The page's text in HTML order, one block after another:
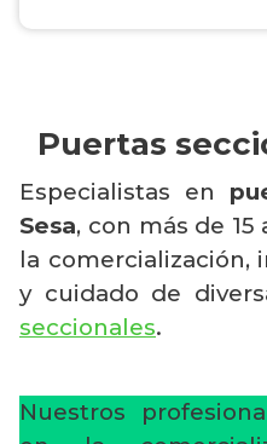
Puertas
Especialistas en
Sesa, con más de
la comercialización,
y cuidado de
seccionales.
Nuestros